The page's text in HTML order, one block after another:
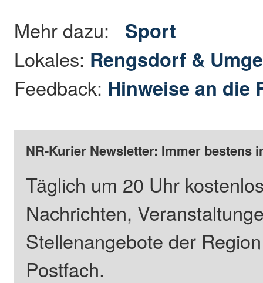
Mehr dazu: Sport
Lokales: Rengsdorf &
Feedback: Hinweise an die
NR-Kurier Newsletter: Immer bestens
Täglich um 20 Uhr
Nachrichten,
Stellenangebote der
Postfach.